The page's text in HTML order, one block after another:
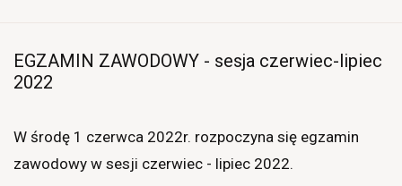
EGZAMIN ZAWODOWY - sesja czerwiec-lipiec
2022
W środę 1 czerwca 2022r. rozpoczyna się egzamin
zawodowy w sesji czerwiec - lipiec 2022.